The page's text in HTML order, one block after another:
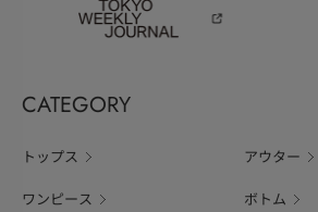
CATEGORY
トップス アウター
ワンピース ボトム